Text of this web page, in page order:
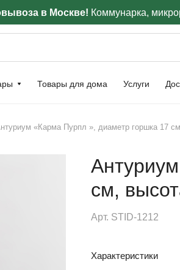
в Москве! Коммунарка,
Товары для дома Услуги
«Карма Пурпл », диаметр горшка 17
см,
Арт. STID-1212
Характеристики